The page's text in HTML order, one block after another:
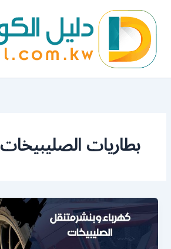
المحتوى
بطاريات الصليبيخات